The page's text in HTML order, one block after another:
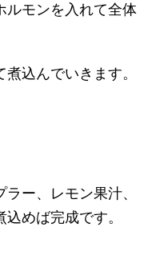
ルモンを入れて全体
込んでいきます。
ー、レモン果汁、
めば完成です。